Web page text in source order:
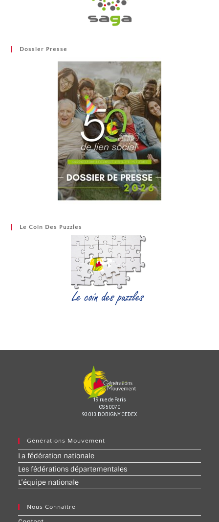
Dossier Presse
Le Coin Des Puzzles
19 rue de Paris
CS 50070
93013 BOBIGNY CEDEX
Générations Mouvement
La fédération nationale
Les fédérations départementales
L’équipe nationale
Nous Connaître